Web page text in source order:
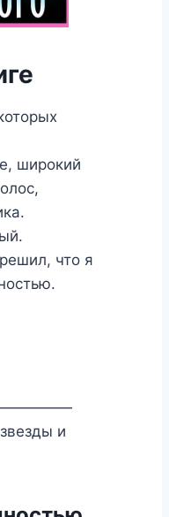
широкий
что я
и